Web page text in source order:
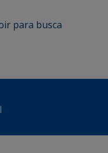
ir para busca